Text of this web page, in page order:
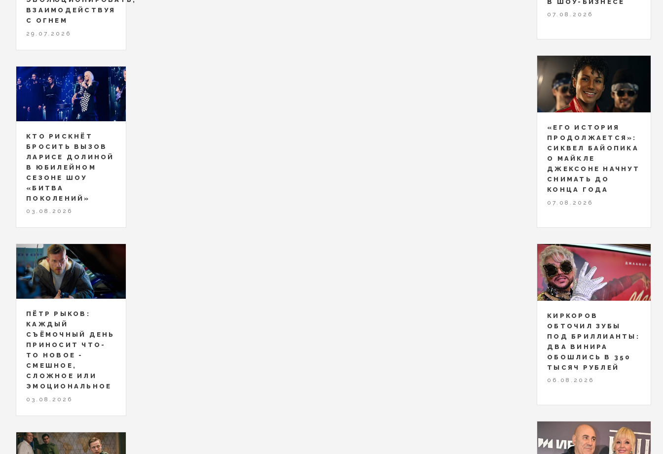
ВЗАИМОДЕЙСТВУЯ
С ОГНЕМ
29.07.2026
КТО РИСКНЁТ
БРОСИТЬ ВЫЗОВ
ЛАРИСЕ ДОЛИНОЙ
В ЮБИЛЕЙНОМ
СЕЗОНЕ ШОУ
«БИТВА
ПОКОЛЕНИЙ»
03.08.2026
ПЁТР РЫКОВ:
КАЖДЫЙ
СЪЁМОЧНЫЙ ДЕНЬ
ПРИНОСИТ ЧТО-
ТО НОВОЕ -
СМЕШНОЕ,
СЛОЖНОЕ ИЛИ
ЭМОЦИОНАЛЬНОЕ
03.08.2026
В ШОУ-БИЗНЕСЕ
07.08.2026
«ЕГО ИСТОРИЯ
ПРОДОЛЖАЕТСЯ»:
СИКВЕЛ БАЙОПИКА
О МАЙКЛЕ
ДЖЕКСОНЕ НАЧНУТ
СНИМАТЬ ДО
КОНЦА ГОДА
07.08.2026
КИРКОРОВ
ОБТОЧИЛ ЗУБЫ
ПОД БРИЛЛИАНТЫ:
ДВА ВИНИРА
ОБОШЛИСЬ В 350
ТЫСЯЧ РУБЛЕЙ
06.08.2026